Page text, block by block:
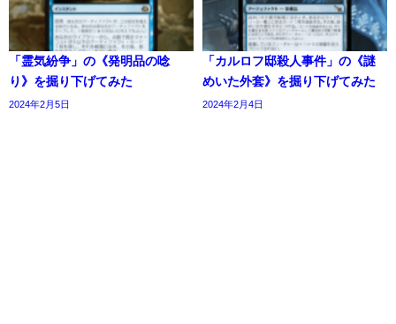
「霊気紛争」の《発明品の唸
り》を掘り下げてみた
2024年2月5日
「カルロフ邸殺人事件」の《謎
めいた外套》を掘り下げてみた
2024年2月4日